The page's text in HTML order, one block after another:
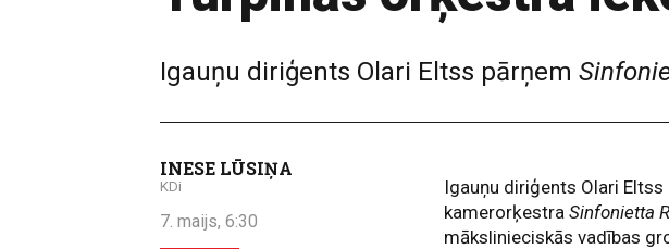
Igauņu diriģents Olari Eltss pārņem
INESE LŪSIŅA
KDi
7. maijs, 6:30
Igauņu diriģents Olari
kamerorķestraSinfonietta
mākslinieciskās vadības